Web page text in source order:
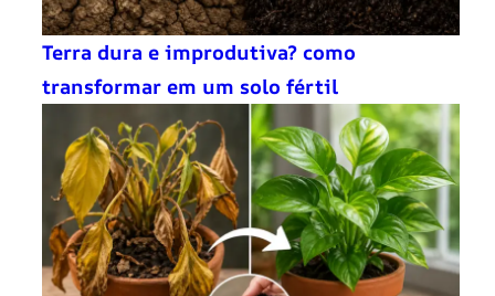
Terra dura e improdutiva? como
transformar em um solo fértil